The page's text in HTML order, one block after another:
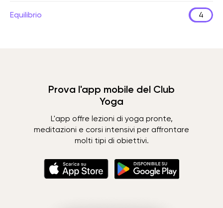
Equilibrio 4
Prova l'app mobile del Club
Yoga
L'app offre lezioni di yoga pronte,
meditazioni e corsi intensivi per affrontare
molti tipi di obiettivi.